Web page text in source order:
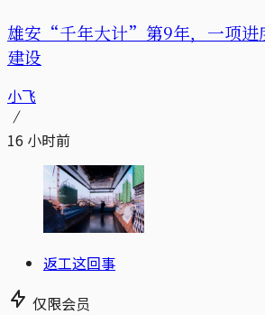
雄安“千年大计”第9年，一项进
建设
小飞
16 小时前
返工这回事
仅限会员